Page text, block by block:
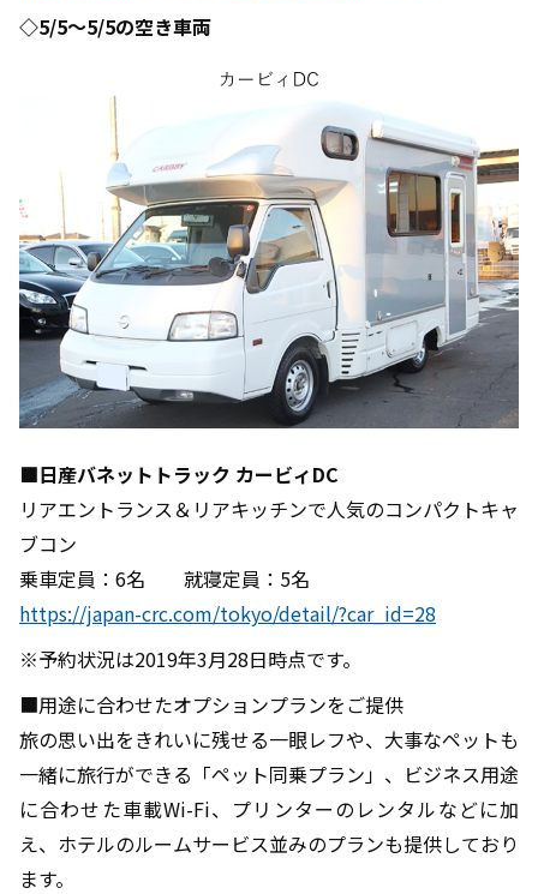
◇5/5～5/5の空き車両
■日産バネットトラック カービィDC
リアエントランス＆リアキッチンで人気のコンパクトキャ
ブコン
乗車定員：6名 就寝定員：5名
https://japan-crc.com/tokyo/detail/?car_id=28
※予約状況は2019年3月28日時点です。
■用途に合わせたオプションプランをご提供
旅の思い出をきれいに残せる一眼レフや、大事なペットも
一緒に旅行ができる「ペット同乗プラン」、ビジネス用途
に合わせた車載Wi-Fi、プリンターのレンタルなどに加
え、ホテルのルームサービス並みのプランも提供しており
ます。